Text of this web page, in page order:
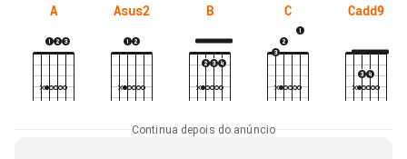
A Asus2 B C Cadd9
Continua depois do anúncio